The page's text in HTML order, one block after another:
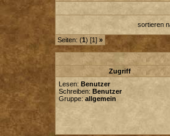
sortieren
Seiten: (1) [1] »
Zugriff
Lesen: Benutzer
Schreiben: Benutzer
Gruppe: allgemein